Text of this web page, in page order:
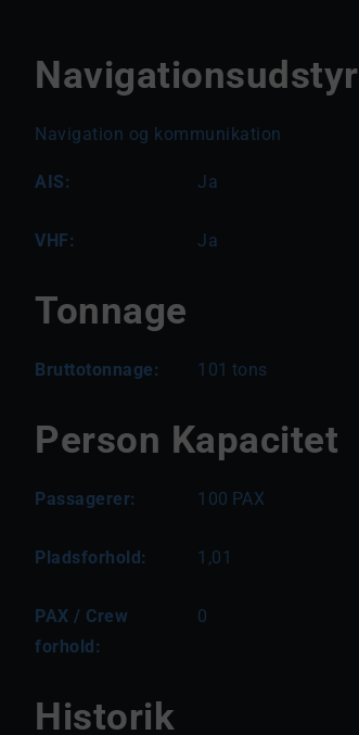
Navigationsudstyr
Navigation og kommunikation
AIS: Ja
VHF: Ja
Tonnage
Bruttotonnage: 101 tons
Person Kapacitet
Passagerer: 100 PAX
Pladsforhold: 1,01
PAX / Crew
forhold:
0
Historik